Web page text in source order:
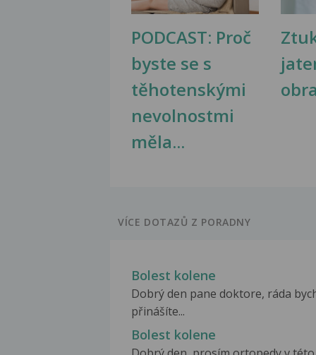
PODCAST: Proč
byste se s
těhotenskými
nevolnostmi
měla...
VÍCE DOTAZŮ Z PORADNY
Bolest kolene
Dobrý den pane doktore, ráda
přinášíte...
Bolest kolene